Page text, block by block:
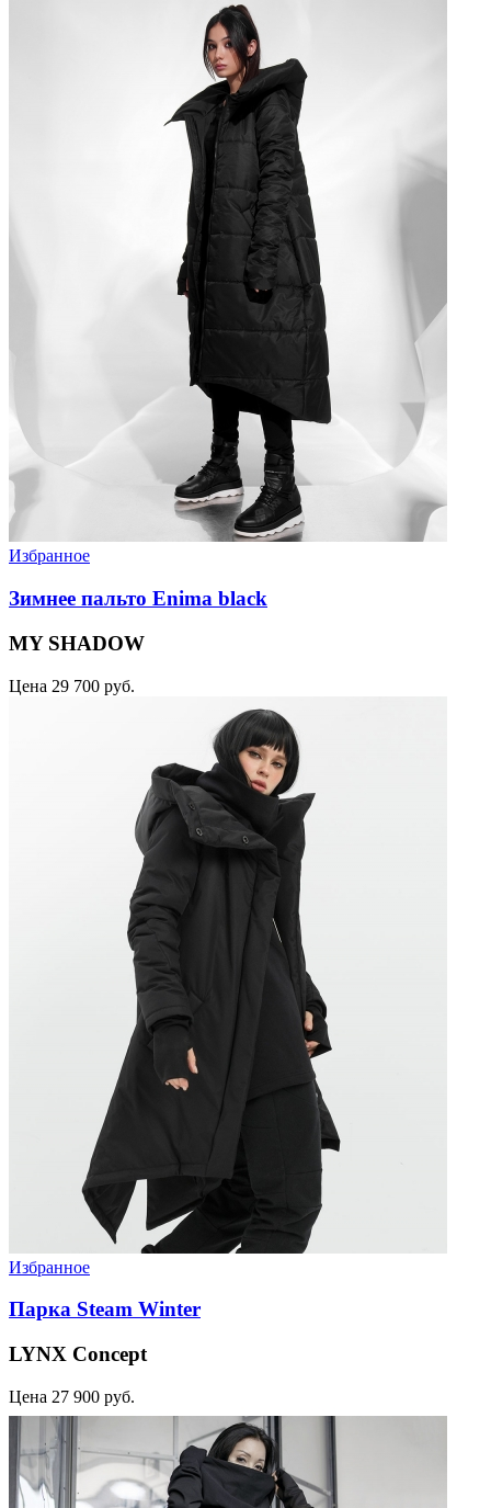
Избранное
Зимнее пальто Enima black
MY SHADOW
Цена 29 700 руб.
Избранное
Парка Steam Winter
LYNX Concept
Цена 27 900 руб.